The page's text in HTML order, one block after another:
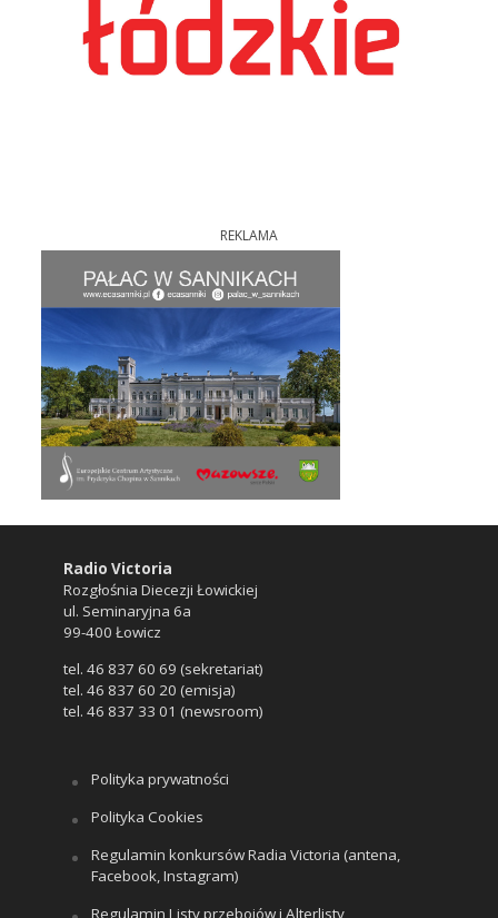
REKLAMA
Radio Victoria
Rozgłośnia Diecezji Łowickiej
ul. Seminaryjna 6a
99-400 Łowicz
tel. 46 837 60 69 (sekretariat)
tel. 46 837 60 20 (emisja)
tel. 46 837 33 01 (newsroom)
Polityka prywatności
Polityka Cookies
Regulamin konkursów Radia Victoria (antena,
Facebook, Instagram)
Regulamin Listy przebojów i Alterlisty